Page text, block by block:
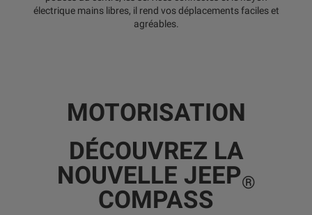
électrique mains libres, il rend vos déplacements faciles et
agréables.
MOTORISATION
DÉCOUVREZ LA
NOUVELLE JEEP®
COMPASS